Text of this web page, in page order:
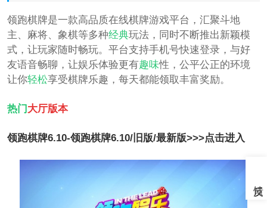
领跑棋牌是一款高品质在线棋牌游戏平台，汇聚斗地
主、麻将、象棋等多种经典玩法，同时不断推出新颖模
式，让玩家随时畅玩。平台支持手机号快速登录，与好
友语音畅聊，让娱乐体验更有趣味性，公平公正的环境
让你轻松享受棋牌乐趣，每天都能领取丰富奖励。
热门 大厅版本
领跑棋牌6.10-领跑棋牌6.10/旧版/最新版>>>点击进入